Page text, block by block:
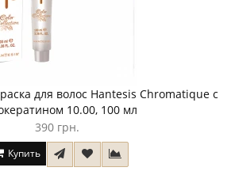
для волос Hantesis Chromatique с
10.00, 100 мл
390 грн.
Купить